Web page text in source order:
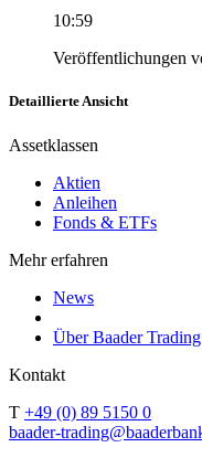
10:59
Veröffentlichungen
Detaillierte Ansicht
Assetklassen
Aktien
Anleihen
Fonds & ETFs
Mehr erfahren
News
Über Baader Trading
Kontakt
T +49 (0) 89 5150 0
baader-